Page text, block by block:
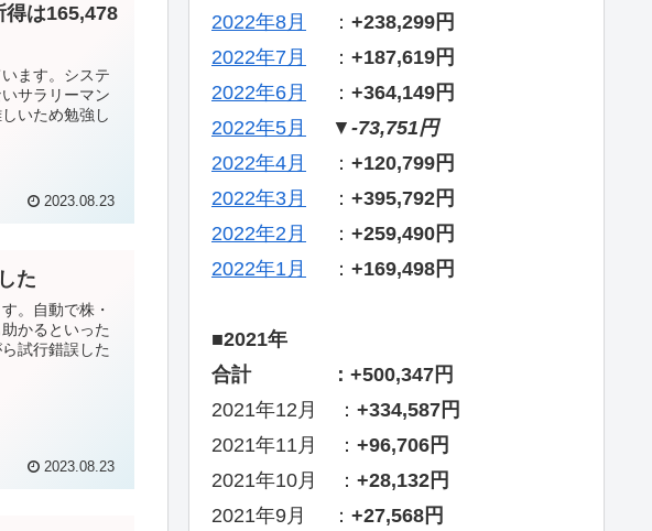
得は165,478
ます。システ
サラリーマン
いため勉強し
2023.08.23
た
。自動で株・
かるといった
試行錯誤した
2023.08.23
2022年8月
： +238,299円
2022年7月
： +187,619円
2022年6月
： +364,149円
2022年5月
▼ -73,751円
2022年4月
： +120,799円
2022年3月
： +395,792円
2022年2月
： +259,490円
2022年1月
： +169,498円
■2021年
合計 ：+500,347円
2021年12月 ： +334,587円
2021年11月 ： +96,706円
2021年10月 ： +28,132円
2021年9月 ： +27,568円